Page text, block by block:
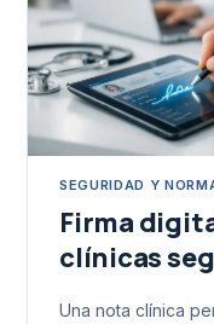
SEGURIDAD Y
Firma
clínicas
Una nota clínica